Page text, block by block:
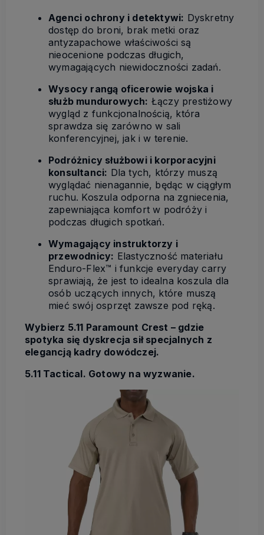
Agenci ochrony i detektywi: Dyskretny
dostęp do broni, brak metki oraz
antyzapachowe właściwości są
nieocenione podczas długich,
wymagających niewidoczności zadań.
Wysocy rangą oficerowie wojska i
służb mundurowych: Łączy prestiżowy
wygląd z funkcjonalnością, która
sprawdza się zarówno w sali
konferencyjnej, jak i w terenie.
Podróżnicy służbowi i korporacyjni
konsultanci: Dla tych, którzy muszą
wyglądać nienagannie, będąc w ciągłym
ruchu. Koszula odporna na zgniecenia,
zapewniająca komfort w podróży i
podczas długich spotkań.
Wymagający instruktorzy i
przewodnicy: Elastyczność materiału
Enduro-Flex™ i funkcje everyday carry
sprawiają, że jest to idealna koszula dla
osób uczących innych, które muszą
mieć swój osprzęt zawsze pod ręką.
Wybierz 5.11 Paramount Crest – gdzie
spotyka się dyskrecja sił specjalnych z
elegancją kadry dowódczej.
5.11 Tactical. Gotowy na wyzwanie.